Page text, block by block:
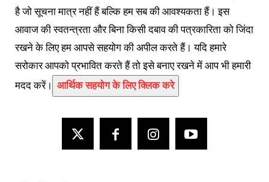
है जो सूचना मात्र नहीं हैं बल्कि हम सब की आवश्यकता हैं। इस
आवाज की स्वतन्त्रता और बिना किसी दबाव की पत्रकारिता को जिंदा
रखने के लिए हम आपसे सहयोग की अपील करते हैं। यदि हमारे
सरोकार आपको प्रभावित करते हैं तो इसे बनाए रखने में आप भी हमारी
मदद करें। आर्थिक सहयोग के लिए क्लिक करे